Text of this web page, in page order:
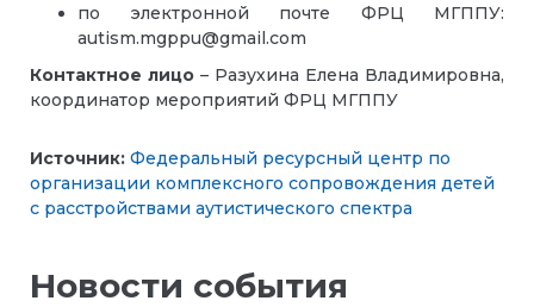
по электронной почте ФРЦ МГППУ:
autism.mgppu@gmail.com
Контактное лицо – Разухина Елена Владимировна,
координатор мероприятий ФРЦ МГППУ
Источник: Федеральный ресурсный центр по
организации комплексного сопровождения детей
с расстройствами аутистического спектра
Новости события